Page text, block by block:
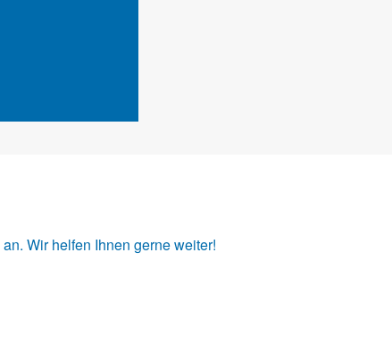
an. Wir helfen Ihnen gerne weiter!